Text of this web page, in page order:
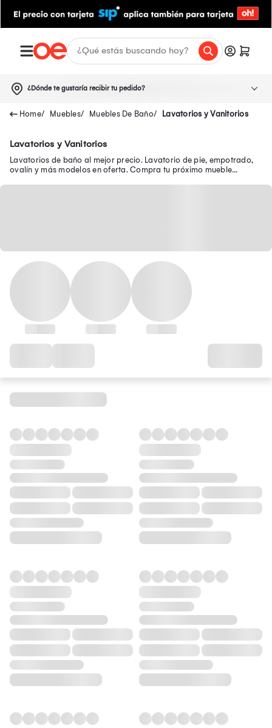
¿Dónde te gustaría recibir tu pedido?
Muebles Muebles De Baño Lavatorios y Vanitorios
Lavatorios y Vanitorios
Lavatorios de baño al mejor precio. Lavatorio de pie, empotrado,
ovalín y más modelos en oferta. Compra tu próximo mueble